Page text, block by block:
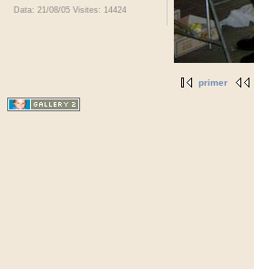
Data: 21/08/05 Visites: 14424
primer